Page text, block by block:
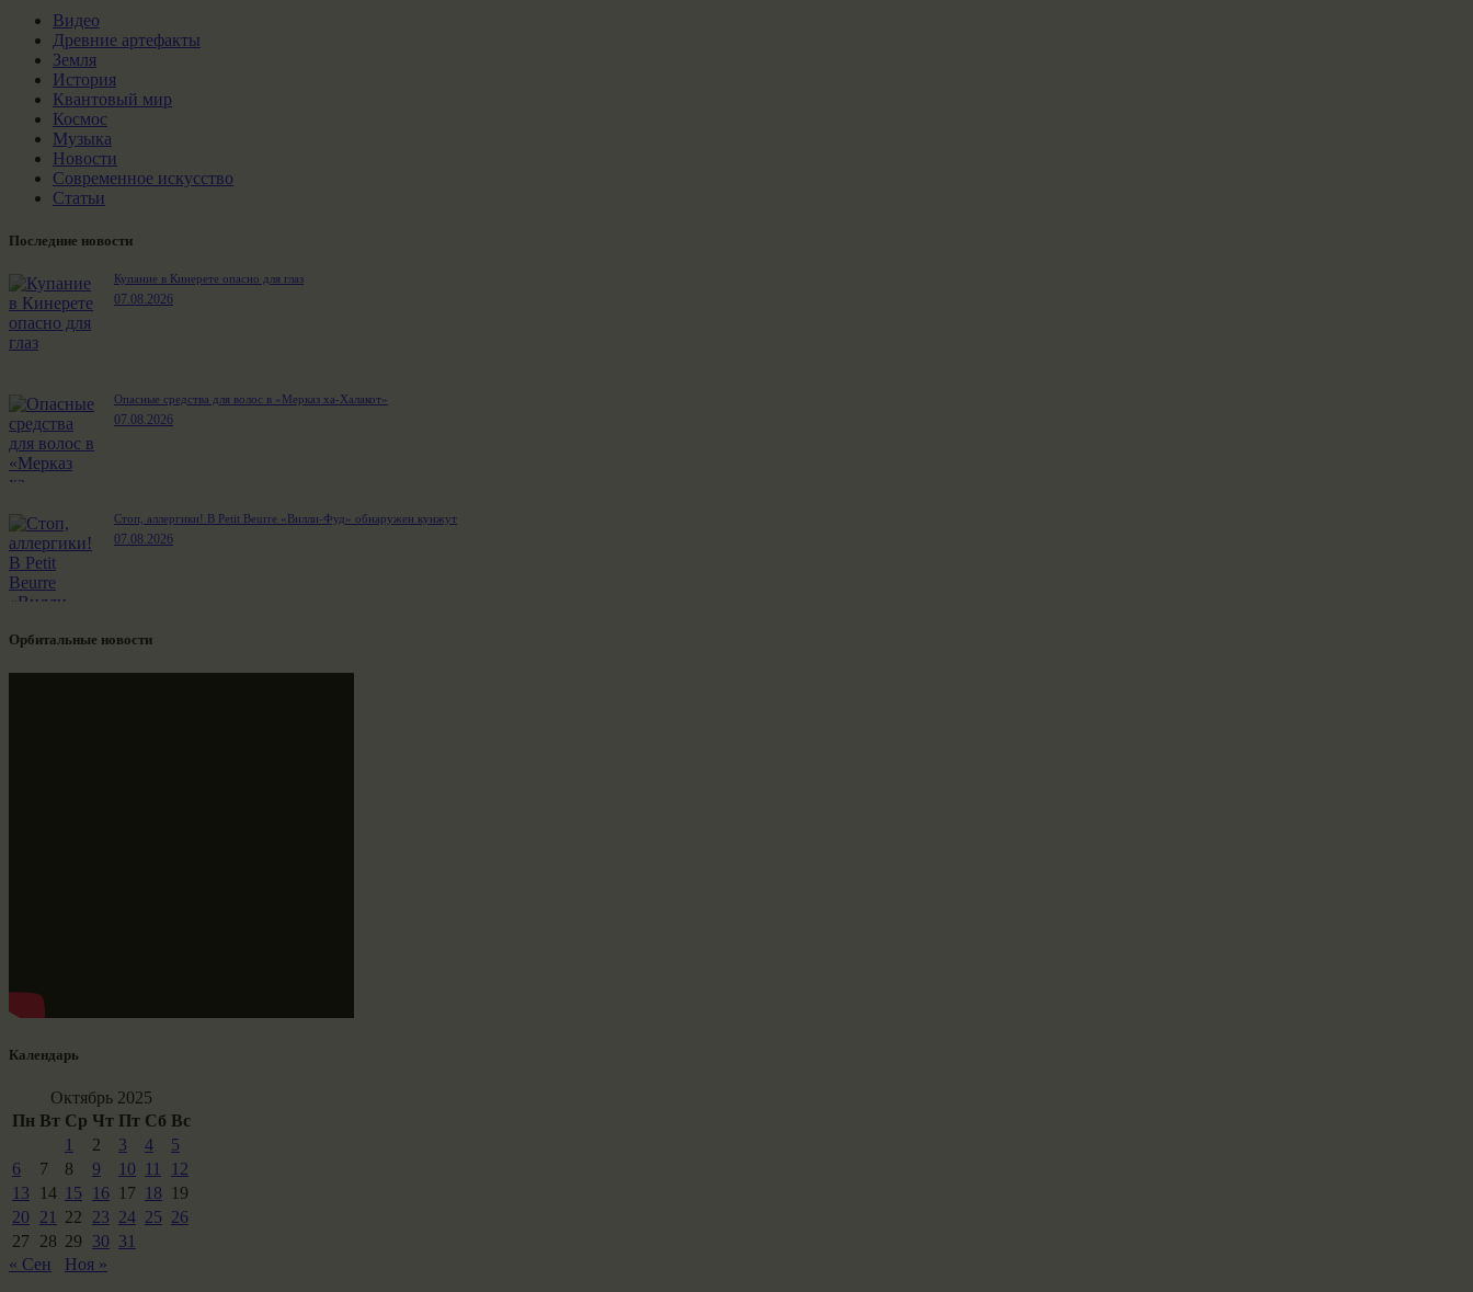
Видео
Древние артефакты
Земля
История
Квантовый мир
Космос
Музыка
Новости
Современное искусство
Статьи
Последние новости
Купание в Кинерете опасно для глаз
07.08.2026
Опасные средства для волос в «Мерказ ха-Халакот»
07.08.2026
Стоп, аллергики! В Petit Beurre «Вилли-Фуд» обнаружен кунжут
07.08.2026
Орбитальные новости
Календарь
Октябрь 2025
Пн Вт Ср Чт Пт Сб Вс
1
2 3 4
5
6
7 8 9 10 11
12
13
14 15 16 17 18
19
20
21 22 23 24 25 26
27 28 29 30 31
« Сен
Ноя »